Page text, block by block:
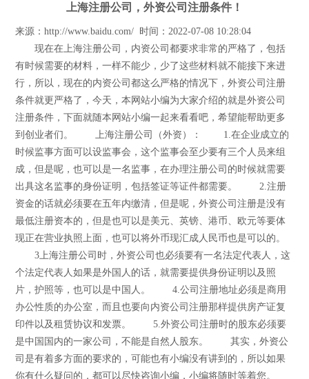
上海注册公司，外资公司注册条件！
来源：http://www.baidu.com/ 时间：2022-07-08 10:28:04
现在在上海注册公司，内资公司都要求非常的严格了，包括
有时候需要的材料，一样不能少，少了这些材料就不能接下来进
行，所以，现在的内资公司都这么严格的情况下，外资公司注册
条件就更严格了，今天，本网站小编为大家介绍的就是外资公司
注册条件，下面就随本网站小编一起来看看吧，希望能帮助更多
到创业者们。 上海注册公司（外资）： 1.在企业成立的
时候监事方面可以设监事会，这个监事会至少要有三个人员来组
成，但是呢，也可以是一名监事，在办理注册公司的时候就需要
出具这名监事的身份证明，包括签证等证件都需要。 2.注册
资金的话就必须要在五年内缴清，但是呢，外资公司注册是没有
最低注册资本的，但是也可以是美元、英镑、港币、欧元等要体
现正在营业执照上面，也可以将外币现汇成人民币也是可以的。
3上海注册公司时，外资公司也必须要有一名法定代表人，这
个法定代表人如果是外国人的话，就需要提供身份证明以及照
片，护照等，也可以是中国人。 4.公司注册地址必须是商用
办公性质的办公室，而且也要向内资公司注册那样提供房产证复
印件以及租赁协议和发票。 5.外资公司注册时的股东必须要
是中国国内的一家公司，不能是自然人股东。 其实，外资公
司是有着多方面的要求的，可能也有小编没有讲到的，所以如果
你有什么疑问的，都可以尽快咨询小编，小编将随时等着您。